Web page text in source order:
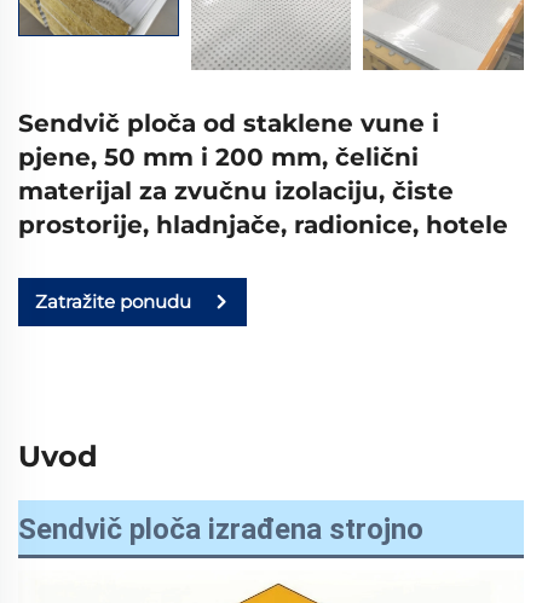
Sendvič ploča od staklene vune i
pjene, 50 mm i 200 mm, čelični
materijal za zvučnu izolaciju, čiste
prostorije, hladnjače, radionice, hotele
Zatražite ponudu
Uvod
Sendvič ploča izrađena strojno